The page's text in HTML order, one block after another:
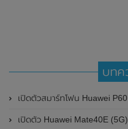
บทค
เปิดตัวสมาร์ทโฟน Huawei P60 Pro และสมาร์ทโฟนหน้าจอ
เปิดตัว Huawei Mate40E (5G) มาพร้อมชิปเซ็ต Kirin